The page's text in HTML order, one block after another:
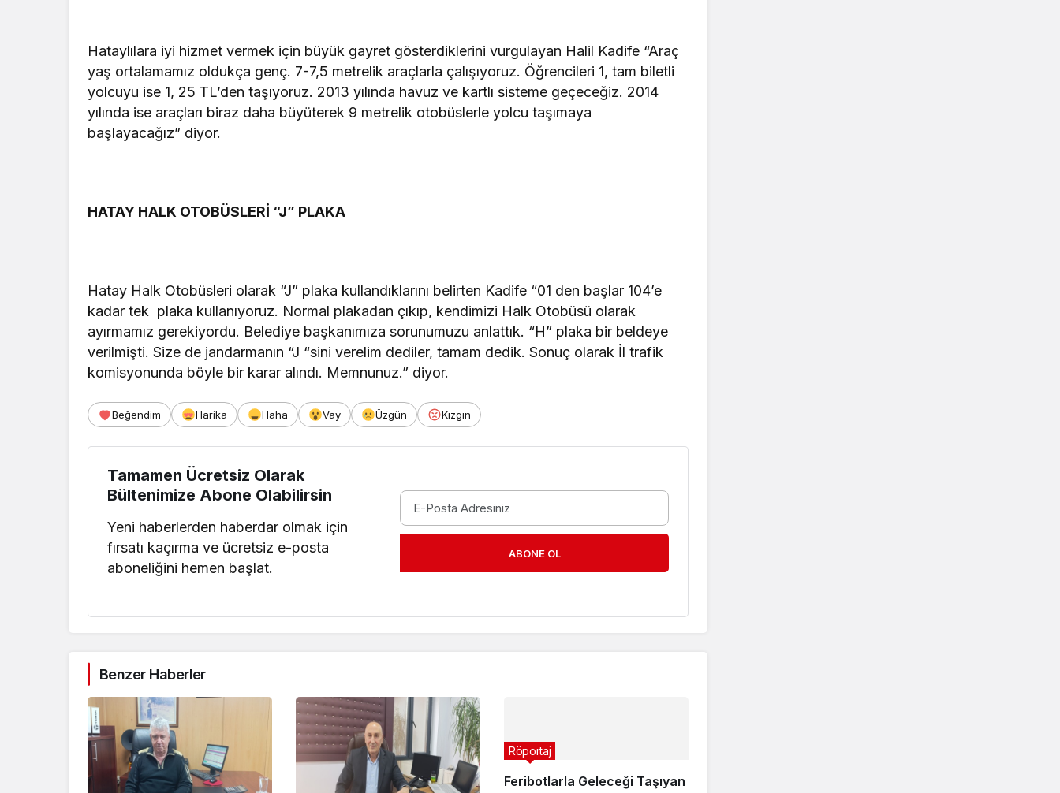
Hataylılara iyi hizmet vermek için büyük gayret gösterdiklerini vurgulayan Halil Kadife “Araç
yaş ortalamamız oldukça genç. 7-7,5 metrelik araçlarla çalışıyoruz. Öğrencileri 1, tam biletli
yolcuyu ise 1, 25 TL’den taşıyoruz. 2013 yılında havuz ve kartlı sisteme geçeceğiz. 2014
yılında ise araçları biraz daha büyüterek 9 metrelik otobüslerle yolcu taşımaya
başlayacağız” diyor.
HATAY HALK OTOBÜSLERİ “J” PLAKA
Hatay Halk Otobüsleri olarak “J” plaka kullandıklarını belirten Kadife “01 den başlar 104’e
kadar tek plaka kullanıyoruz. Normal plakadan çıkıp, kendimizi Halk Otobüsü olarak
ayırmamız gerekiyordu. Belediye başkanımıza sorunumuzu anlattık. “H” plaka bir beldeye
verilmişti. Size de jandarmanın “J “sini verelim dediler, tamam dedik. Sonuç olarak İl trafik
komisyonunda böyle bir karar alındı. Memnunuz.” diyor.
Beğendim Harika Haha Vay Üzgün Kızgın
Tamamen Ücretsiz Olarak
Bültenimize Abone Olabilirsin
Yeni haberlerden haberdar olmak için
fırsatı kaçırma ve ücretsiz e-posta
aboneliğini hemen başlat.
ABONE OL
Benzer Haberler
Feribotlarla Geleceği Taşıyan
Röportaj